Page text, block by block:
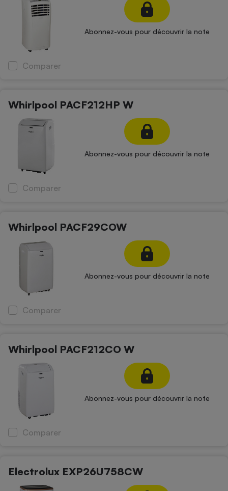
Abonnez-vous pour découvrir la note
Comparer
Whirlpool PACF212HP W
Abonnez-vous pour découvrir la note
Comparer
Whirlpool PACF29COW
Abonnez-vous pour découvrir la note
Comparer
Whirlpool PACF212CO W
Abonnez-vous pour découvrir la note
Comparer
Electrolux EXP26U758CW